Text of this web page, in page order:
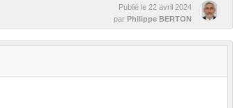
Publié le 22 avril 2024
par Philippe BERTON